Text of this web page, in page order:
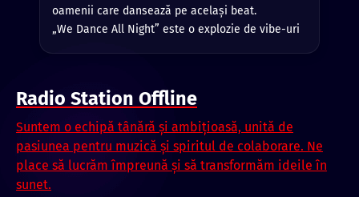
oamenii care dansează pe același beat.
„We Dance All Night” este o explozie de vibe-uri
Radio Station Offline
Suntem o echipă tânără și ambițioasă, unită de
pasiunea pentru muzică și spiritul de colaborare. Ne
place să lucrăm împreună și să transformăm ideile în
sunet.